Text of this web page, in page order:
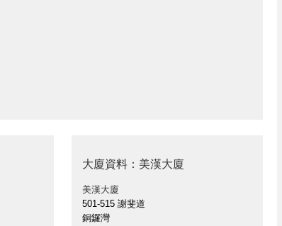
大廈資料：美漢大廈
美漢大廈
501-515 謝斐道
銅鑼灣